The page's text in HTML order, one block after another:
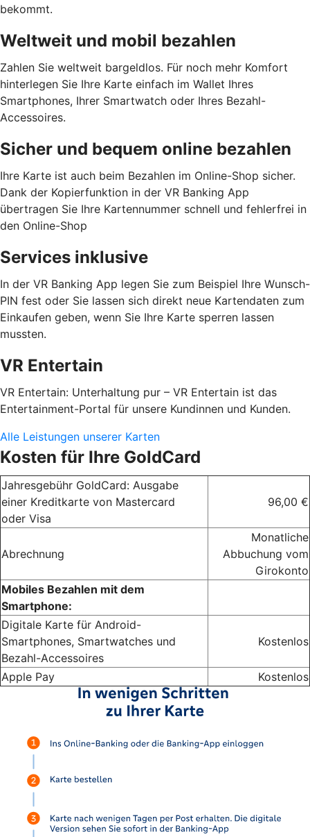
bekommt.
Weltweit und mobil bezahlen
Zahlen Sie weltweit bargeldlos. Für noch mehr Komfort
hinterlegen Sie Ihre Karte einfach im Wallet Ihres
Smartphones, Ihrer Smartwatch oder Ihres Bezahl-
Accessoires.
Sicher und bequem online bezahlen
Ihre Karte ist auch beim Bezahlen im Online-Shop sicher.
Dank der Kopierfunktion in der VR Banking App
übertragen Sie Ihre Kartennummer schnell und fehlerfrei in
den Online-Shop
Services inklusive
In der VR Banking App legen Sie zum Beispiel Ihre Wunsch-
PIN fest oder Sie lassen sich direkt neue Kartendaten zum
Einkaufen geben, wenn Sie Ihre Karte sperren lassen
mussten.
VR Entertain
VR Entertain: Unterhaltung pur – VR Entertain ist das
Entertainment-Portal für unsere Kundinnen und Kunden.
Alle Leistungen unserer Karten
Kosten für Ihre GoldCard
Jahresgebühr GoldCard: Ausgabe
einer Kreditkarte von Mastercard
oder Visa
96,00 €
Abrechnung
Monatliche
Abbuchung vom
Girokonto
Mobiles Bezahlen mit dem
Smartphone:
Digitale Karte für Android-
Smartphones, Smartwatches und
Bezahl-Accessoires
Kostenlos
Apple Pay Kostenlos